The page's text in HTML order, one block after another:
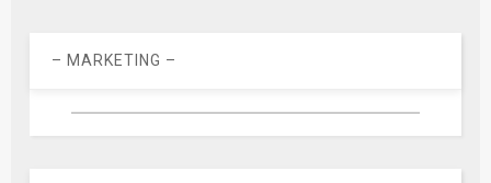
– MARKETING –